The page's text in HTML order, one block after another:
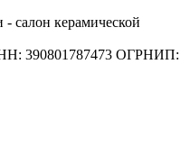
салон керамической
390801787473 ОГРНИП: